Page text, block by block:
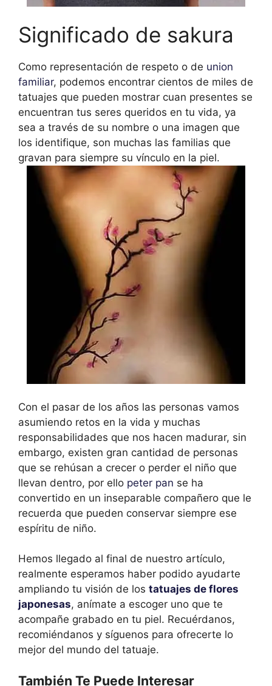
Significado de sakura
Como representación de respeto o de union
familiar, podemos encontrar cientos de miles de
tatuajes que pueden mostrar cuan presentes se
encuentran tus seres queridos en tu vida, ya
sea a través de su nombre o una imagen que
los identifique, son muchas las familias que
gravan para siempre su vínculo en la piel.
Con el pasar de los años las personas vamos
asumiendo retos en la vida y muchas
responsabilidades que nos hacen madurar, sin
embargo, existen gran cantidad de personas
que se rehúsan a crecer o perder el niño que
llevan dentro, por ello peter pan se ha
convertido en un inseparable compañero que le
recuerda que pueden conservar siempre ese
espíritu de niño.
Hemos llegado al final de nuestro artículo,
realmente esperamos haber podido ayudarte
ampliando tu visión de los tatuajes de flores
japonesas, anímate a escoger uno que te
acompañe grabado en tu piel. Recuérdanos,
recomiéndanos y síguenos para ofrecerte lo
mejor del mundo del tatuaje.
También Te Puede Interesar